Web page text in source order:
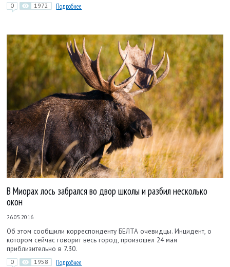
0 1972 Подробнее
В Миорах лось забрался во двор школы и разбил несколько
окон
26.05.2016
Об этом сообщили корреспонденту БЕЛТА очевидцы. Инцидент, о
котором сейчас говорит весь город, произошел 24 мая
приблизительно в 7.30.
0 1958 Подробнее